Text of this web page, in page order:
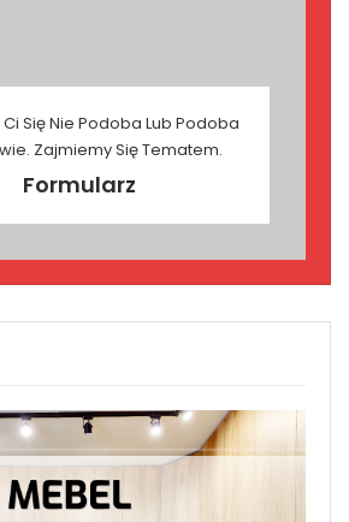
Się Nie Podoba Lub Podoba
Zajmiemy Się Tematem.
Formularz